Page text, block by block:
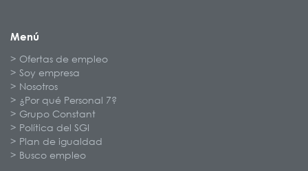
Menú
Ofertas de empleo
Soy empresa
Nosotros
¿Por qué Personal 7?
Grupo Constant
Política del SGI
Plan de igualdad
Busco empleo